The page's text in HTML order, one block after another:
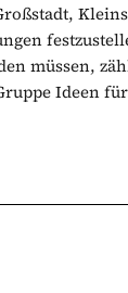
müssen,
Ideen